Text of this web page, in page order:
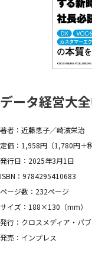
データ経営大全
著者：近藤恵子／崎濱栄治
定価：1,958円（1,780円＋
発行日：2025年3月1日
ISBN：9784295410683
ページ数：232ページ
サイズ：188×130（mm）
発行：クロスメディア・パ
発売：インプレス